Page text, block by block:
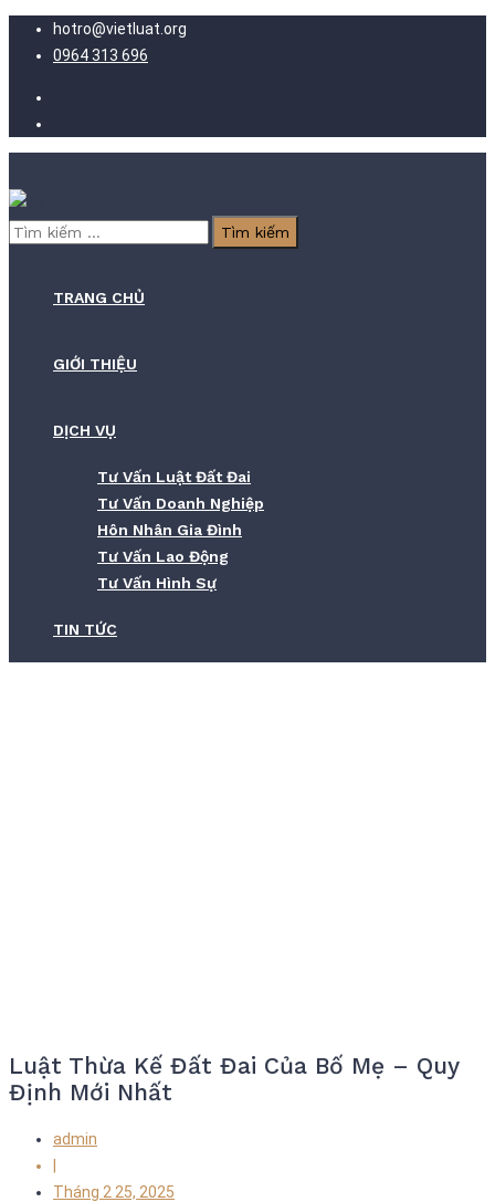
hotro@vietluat.org
0964 313 696
Tìm
TRANG CHỦ
GIỚI THIỆU
DỊCH VỤ
Tư Vấn Luật Đất Đai
Tư Vấn Doanh Nghiệp
Hôn Nhân Gia Đình
Tư Vấn Lao Động
Tư Vấn Hình Sự
TIN TỨC
Luật Thừa Kế Đất Đai Của Bố Mẹ – Quy
Định Mới Nhất
admin
Tháng 2 25, 2025